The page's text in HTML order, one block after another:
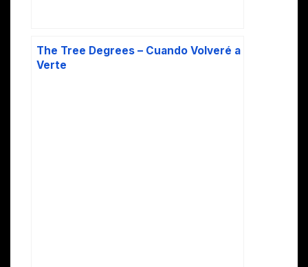
The Tree Degrees – Cuando Volveré a
Verte